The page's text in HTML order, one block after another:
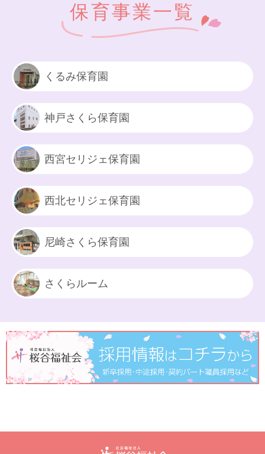
保育事業一覧
くるみ保育園
神戸さくら保育園
西宮セリジェ保育園
西北セリジェ保育園
尼崎さくら保育園
さくらルーム